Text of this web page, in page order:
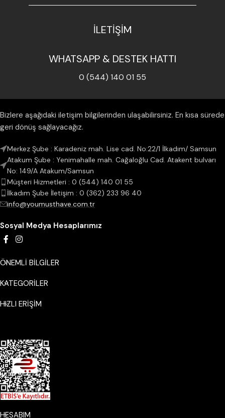
İLETİŞİM
WHATSAPP & DESTEK HATTI
0 (544) 140 01 55
Bizlere aşağıdaki iletişim bilgilerinden ulaşabilirsiniz. En kısa sürede
geri dönüş sağlayacağız.
Merkez Şube : Karadeniz mah. Lise cad. No:22/1 İlkadım/ Samsun
Atakum Şube : Yenimahalle mah. Cağaloğlu Cad. Atakent bulvarı
No: 149/A Atakum/Samsun
Müşteri Hizmetleri : 0 (544) 140 01 55
İlkadım Şube İletişim : 0 (362) 233 96 40
info@youmusthave.com.tr
Sosyal Medya Hesaplarımız
ÖNEMLİ BİLGİLER
KATEGORILER
HIZLI ERİŞİM
HESABIM